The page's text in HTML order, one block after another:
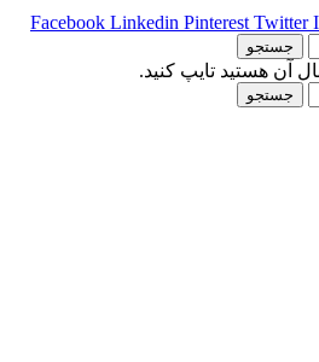
Facebook Linkedin Pinterest Twitter
جستجو
آن هستید تایپ کنید.
جستجو